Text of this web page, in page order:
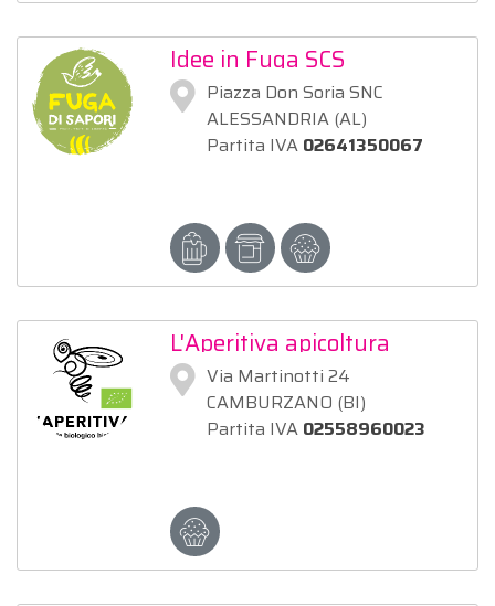
Idee in Fuga SCS
Piazza Don Soria SNC
ALESSANDRIA (AL)
Partita IVA 02641350067
L'Aperitiva apicoltura
nomade di Maffeo Cristian
Via Martinotti 24
CAMBURZANO (BI)
Partita IVA 02558960023